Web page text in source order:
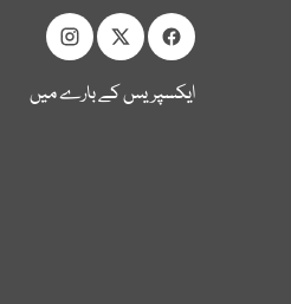
ایکسپریس کے بارے میں